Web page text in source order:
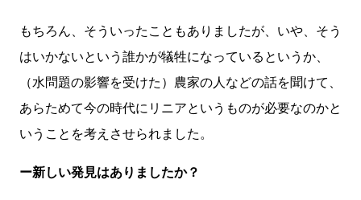
もちろん、そういったこともありましたが、いや、そう
はいかないという誰かが犠牲になっているというか、
（水問題の影響を受けた）農家の人などの話を聞けて、
あらためて今の時代にリニアというものが必要なのかと
いうことを考えさせられました。
ー新しい発見はありましたか？